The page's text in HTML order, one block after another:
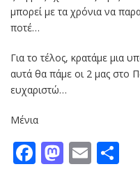
μπορεί με τα χρόνια να
ποτέ…
Για το τέλος, κρατάμε μια
αυτά θα πάμε οι 2 μας στο
ευχαριστώ…
Μένια
Facebook
Email